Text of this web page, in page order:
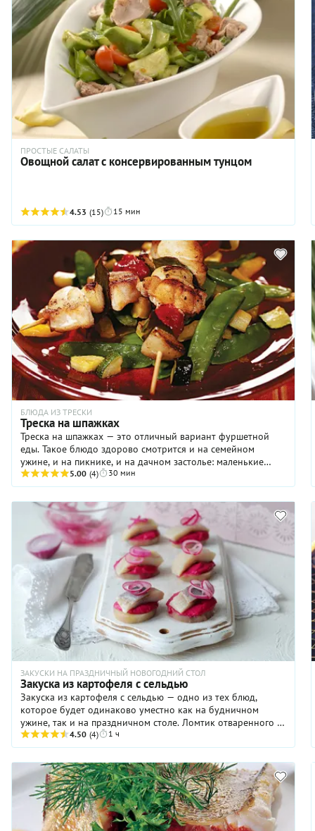
ПРОСТЫЕ САЛАТЫ
Овощной салат с консервированным тунцом
4.53 (15) 15 мин
БЛЮДА ИЗ ТРЕСКИ
Треска на шпажках
Треска на шпажках — это отличный вариант фуршетной
еды. Такое блюдо здорово смотрится и на семейном
ужине, и на пикнике, и на дачном застолье: маленькие
порции рыбного «шашлычка» удобно есть руками. На те же
шпажки мы предлагаем нанизать лук и помидоры — они
добавят сочности и сделают подачу блюда ярче. И
приготовить гарнир — тоже овощной — из кабачка и
зеленого горошка. Получится по-летнему ярко.
Обязательно опробуйте наш рецепт — и, возможно, это
станет вашим любимым способом готовить треску!
5.00 (4) 30 мин
ЗАКУСКИ НА ПРАЗДНИЧНЫЙ НОВОГОДНИЙ СТОЛ
Закуска из картофеля с сельдью
Закуска из картофеля с сельдью — одно из тех блюд,
которое будет одинаково уместно как на будничном
ужине, так и на праздничном столе. Ломтик отваренного в
мундире картофеля, кусочек слабосоленой сельди, ложка
свекольного пюре и маринованный лук: все гениальное —
так просто! Картофель советуем отварить заранее:
проведя несколько часов в холодильнике, он станет
плотнее и намного удобнее в нарезке, чем
свежеприготовленный. Остальные подробности
приготовления этой вкусной домашней закуски ждут вас в
рецепте ниже.
4.50 (4) 1 ч